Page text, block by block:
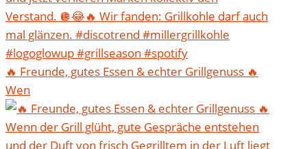
🔥 Freunde, gutes Essen & echter Grillgenuss 🔥
Wen